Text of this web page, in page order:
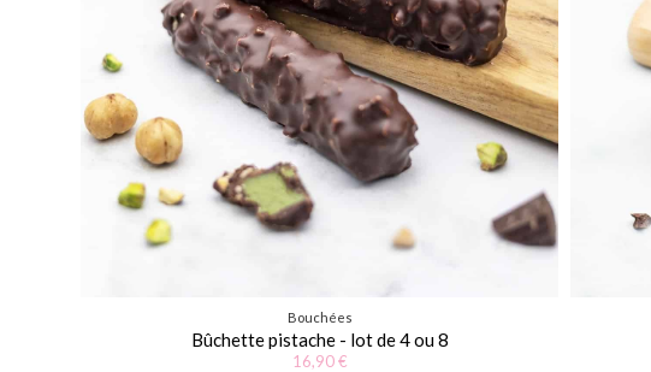
Bouchées
Bûchette pistache - lot de 4 ou 8
16,90 €